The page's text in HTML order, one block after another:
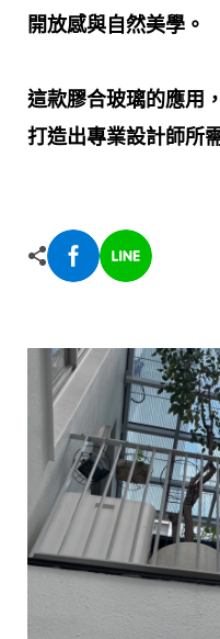
開放感與自然美學。
這款膠合玻璃的應用
打造出專業設計師所